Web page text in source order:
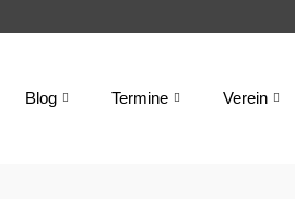
Blog Termine Verein